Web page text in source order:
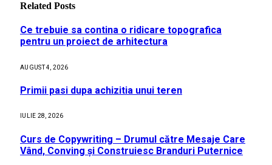
Related Posts
Ce trebuie sa contina o ridicare topografica
pentru un proiect de arhitectura
AUGUST 4, 2026
Primii pasi dupa achizitia unui teren
IULIE 28, 2026
Curs de Copywriting – Drumul către Mesaje Care
Vând, Conving și Construiesc Branduri Puternice